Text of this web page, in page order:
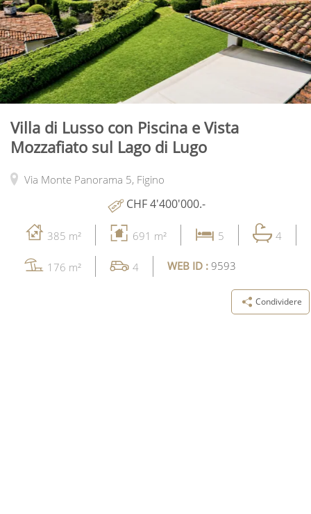
Villa di Lusso con Piscina e Vista
Mozzafiato sul Lago di Lugo
Via Monte Panorama 5, Figino
CHF 4'400'000.-
385 m² 691 m² 5 4
176 m² 4 WEB ID : 9593
Condividere